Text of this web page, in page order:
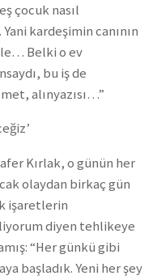
çocuk nasıl
kardeşimin canının
Belki o ev
bu iş de
alınyazısı…”
Kırlak, o günün her
olaydan birkaç gün
işaretlerin
diyen tehlikeye
“Her günkü gibi
başladık. Yeni her şey